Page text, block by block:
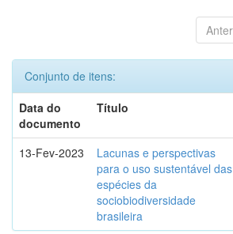
Conjunto de itens:
Data do
documento
Título
13-Fev-2023
Lacunas e perspectivas
para o uso sustentável das
espécies da
sociobiodiversidade
brasileira